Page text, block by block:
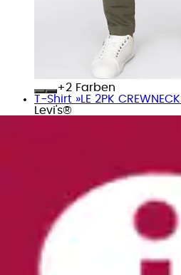
+
Farben
T-Shirt »LE 2PK
Levi's®